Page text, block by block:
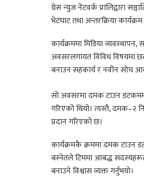
ग्रेस न्युज नेटवर्क प्रालिद्वारा
भेटघाट तथा अन्तरक्रिया
कार्यक्रममा मिडिया
अवसरलगायत विविध विषयमा
बनाउन सहकार्य र नवीन सोच
सो अवसरमा दमक टाउन
गरिएको थियो। त्यस्तै, दमक–२
प्रदान गरिएको छ।
कार्यक्रमकै क्रममा दमक टाउन
बस्नेतले टिममा आबद्ध
बनाउने विश्वास व्यक्त गर्नुभयो।